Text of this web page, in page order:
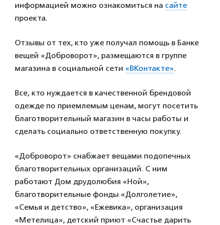
информацией можно ознакомиться на сайте
проекта.
Отзывы от тех, кто уже получал помощь в Банке
вещей «Доброворот», размещаются в группе
магазина в социальной сети «ВКонтакте».
Все, кто нуждается в качественной брендовой
одежде по приемлемым ценам, могут посетить
благотворительный магазин в часы работы и
сделать социально ответственную покупку.
«Доброворот» снабжает вещами подопечных
благотворительных организаций. С ним
работают Дом друдолюбия «Ной»,
благотворительные фонды «Долголетие»,
«Семья и детство», «Ежевика», организация
«Метелица», детский приют «Счастье дарить